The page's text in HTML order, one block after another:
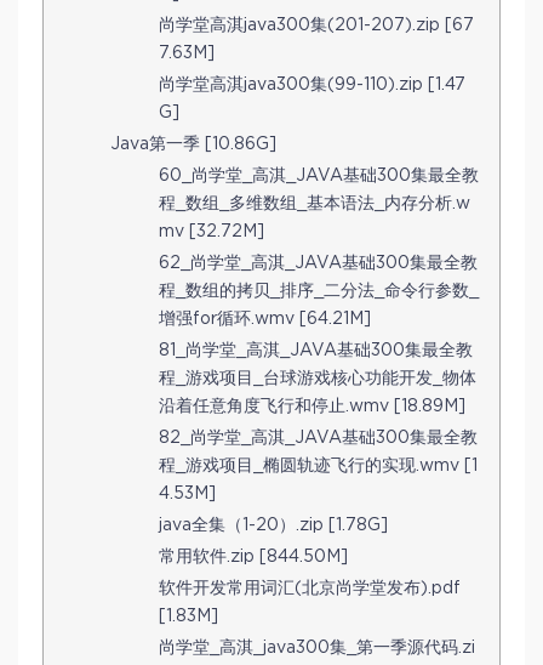
尚学堂高淇java300集(201-207).zip [67
7.63M]
尚学堂高淇java300集(99-110).zip [1.47
G]
Java第一季 [10.86G]
60_尚学堂_高淇_JAVA基础300集最全教
程_数组_多维数组_基本语法_内存分析.w
mv [32.72M]
62_尚学堂_高淇_JAVA基础300集最全教
程_数组的拷贝_排序_二分法_命令行参数_
增强for循环.wmv [64.21M]
81_尚学堂_高淇_JAVA基础300集最全教
程_游戏项目_台球游戏核心功能开发_物体
沿着任意角度飞行和停止.wmv [18.89M]
82_尚学堂_高淇_JAVA基础300集最全教
程_游戏项目_椭圆轨迹飞行的实现.wmv [1
4.53M]
java全集（1-20）.zip [1.78G]
常用软件.zip [844.50M]
软件开发常用词汇(北京尚学堂发布).pdf
[1.83M]
尚学堂_高淇_java300集_第一季源代码.zi